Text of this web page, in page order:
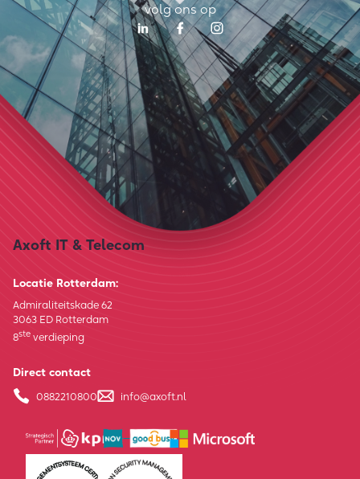
volg ons op
Axoft IT & Telecom
Locatie Rotterdam:
Admiraliteitskade 62
3063 ED Rotterdam
8ste verdieping
Direct contact
0882210800 info@axoft.nl